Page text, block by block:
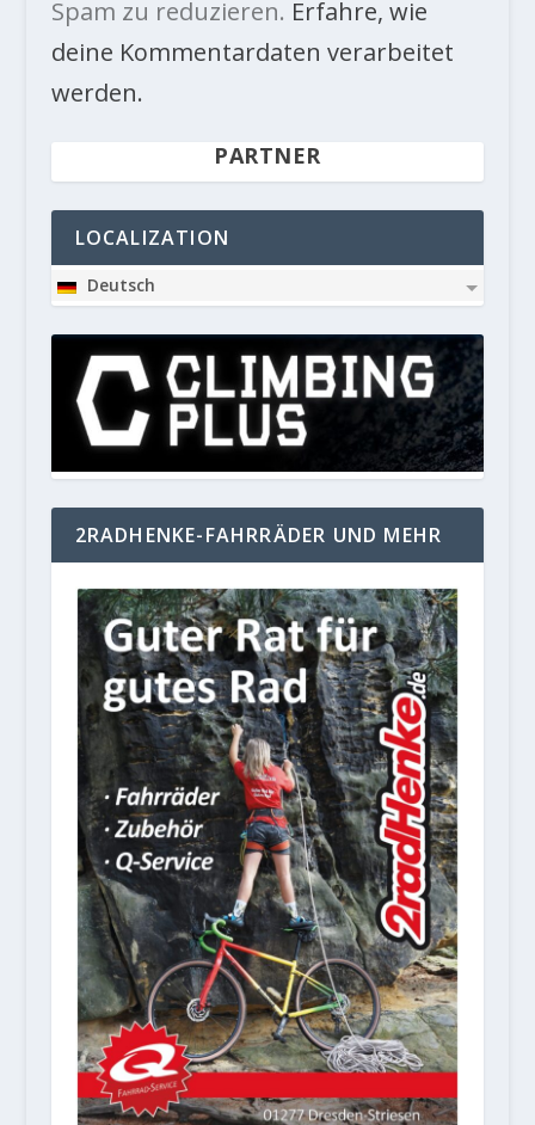
Spam zu reduzieren. Erfahre, wie
deine Kommentardaten verarbeitet
werden.
PARTNER
LOCALIZATION
Deutsch
2RADHENKE-FAHRRÄDER UND MEHR